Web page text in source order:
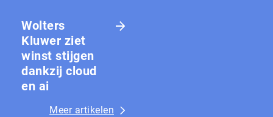
Wolters
Kluwer ziet
winst stijgen
dankzij cloud
en ai
Meer artikelen